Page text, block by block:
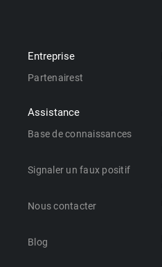
Entreprise
Partenairest
Assistance
Base de connaissances
Signaler un faux positif
Nous contacter
Blog